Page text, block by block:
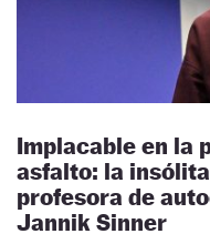
Implacable en la
asfalto: la
profesora de
Jannik Sinner